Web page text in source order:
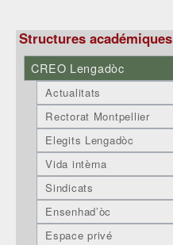
Structures académiques
CREO Lengadòc
Actualitats
Rectorat Montpellier
Elegits Lengadòc
Vida intèrna
Sindicats
Ensenhad’òc
Espace privé